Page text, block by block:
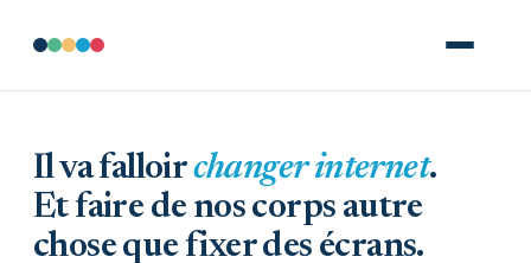
Il va falloirchanger internet.
Et faire de nos corps autre
chose que fixer des écrans.